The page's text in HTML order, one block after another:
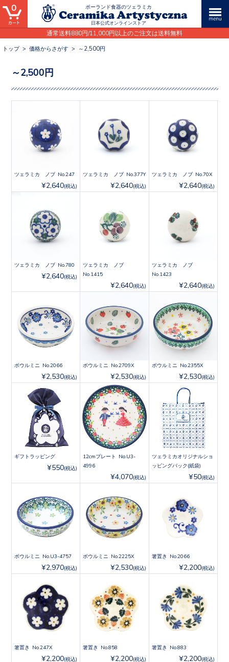
ポーランド食器のツェラミカ
日本公式オンラインストア
通常送料880円/11,000円以上のご注文は送料無料
0
トップ> 価格からさがす > ～2,500円
～2,500円
ツェラミカ ノブ No.247
¥2,640(税込)
ツェラミカ ノブ No.377Y
¥2,640(税込)
ツェラミカ ノブ No.70X
¥2,640(税込)
ツェラミカ ノブ No.780
¥2,640(税込)
ツェラミカ ノブ
No.1415
¥2,640(税込)
ツェラミカ ノブ
No.1423
¥2,640(税込)
ボウルミニ No.2066
¥2,530(税込)
ボウルミニ No.2709X
¥2,530(税込)
ボウルミニ No.2355X
¥2,530(税込)
ギフトラッピング
¥550(税込)
12cmプレート No.U3-
4996
¥4,070(税込)
ツェラミカオリジナルショ
ッピングバック(紙袋)
¥50(税込)
ボウルミニ No.U3-4757
¥2,970(税込)
ボウルミニ No.2225X
¥2,530(税込)
箸置き No.2066
¥2,200(税込)
箸置き No.247X
¥2,200(税込)
箸置き No.858
¥2,200(税込)
箸置き No.883
¥2,200(税込)